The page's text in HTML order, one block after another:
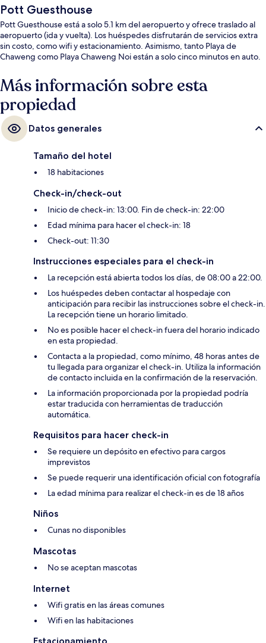
Pott Guesthouse
Pott Guesthouse está a solo 5.1 km del aeropuerto y ofrece traslado al
aeropuerto (ida y vuelta). Los huéspedes disfrutarán de servicios extra
sin costo, como wifi y estacionamiento. Asimismo, tanto Playa de
Chaweng como Playa Chaweng Noi están a solo cinco minutos en auto.
Más información sobre esta
propiedad
Datos generales
Tamaño del hotel
18 habitaciones
Check-in/check-out
Inicio de check-in: 13:00. Fin de check-in: 22:00
Edad mínima para hacer el check-in: 18
Check-out: 11:30
Instrucciones especiales para el check-in
La recepción está abierta todos los días, de 08:00 a 22:00.
Los huéspedes deben contactar al hospedaje con
anticipación para recibir las instrucciones sobre el check-in.
La recepción tiene un horario limitado.
No es posible hacer el check-in fuera del horario indicado
en esta propiedad.
Contacta a la propiedad, como mínimo, 48 horas antes de
tu llegada para organizar el check-in. Utiliza la información
de contacto incluida en la confirmación de la reservación.
La información proporcionada por la propiedad podría
estar traducida con herramientas de traducción
automática.
Requisitos para hacer check-in
Se requiere un depósito en efectivo para cargos
imprevistos
Se puede requerir una identificación oficial con fotografía
La edad mínima para realizar el check-in es de 18 años
Niños
Cunas no disponibles
Mascotas
No se aceptan mascotas
Internet
Wifi gratis en las áreas comunes
Wifi en las habitaciones